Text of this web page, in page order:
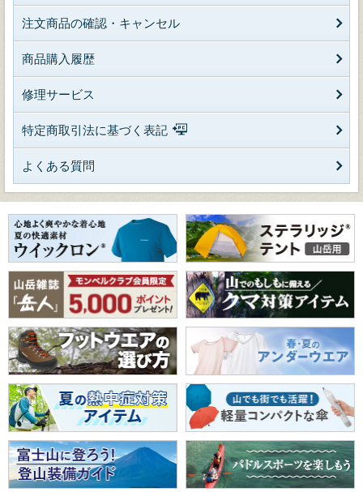
注文商品の確認・キャンセル
商品購入履歴
修理サービス
特定商取引法に基づく表記
よくある質問